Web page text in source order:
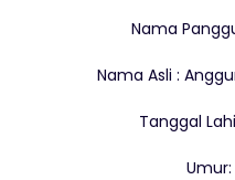
Nama
Nama Asli :
Tanggal